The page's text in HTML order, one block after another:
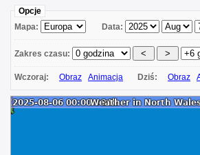
Opcje
Mapa:
Data:
Zakres czasu:
Wczoraj: Obraz Animacja Dziś: Obraz